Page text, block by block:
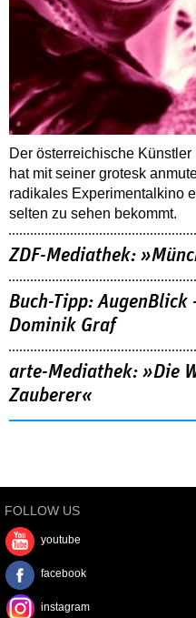
Der österreichische
hat mit seiner grotesk
radikales Experimentalkino
selten zu sehen bekommt.
ZDF-Mediathek:
Buch-Tipp: AugenBlick
Dominik Graf
arte-Mediathek: »Die
Zauberer«
FOLLOW US
youtube
facebook
instagram